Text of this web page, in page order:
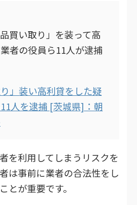
買い取り」を装って高
者の役員ら11人が逮捕
り」装い高利貸をした疑
人を逮捕 [茨城県]：朝
を利用してしまうリスクを
は事前に業者の合法性をし
とが重要です。